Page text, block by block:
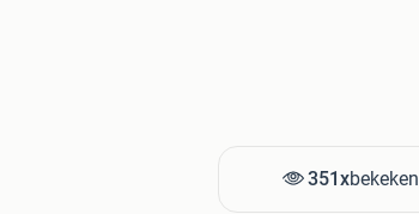
351xbekeken